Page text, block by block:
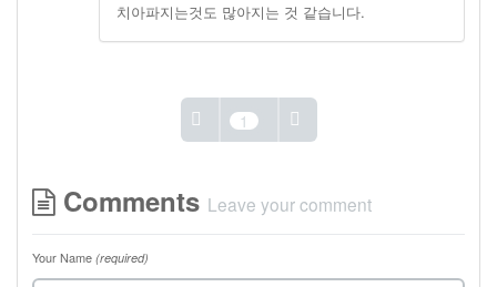
치아파지는것도 많아지는 것 같습니다.
1
Comments Leave your comment
Your Name (required)